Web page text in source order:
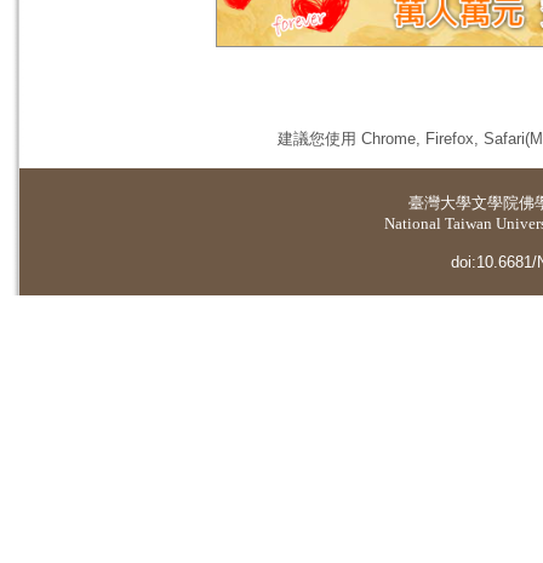
建議您使用 Chrome, Firefox,
臺灣大學文學院佛
National Taiwan
doi:10.6681/